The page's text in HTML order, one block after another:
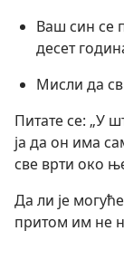
Ваш син се
десет
Мисли да
Питате се: „У
ја да он има
све врти око
Да ли је
притом им не